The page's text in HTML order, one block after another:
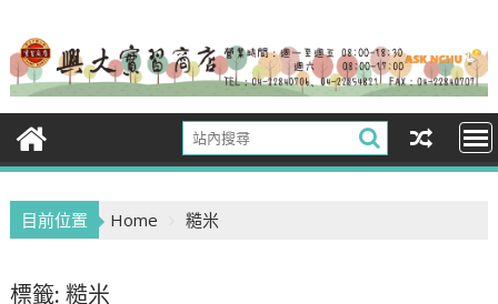
content
目前位置 Home 糙米
標籤:糙米